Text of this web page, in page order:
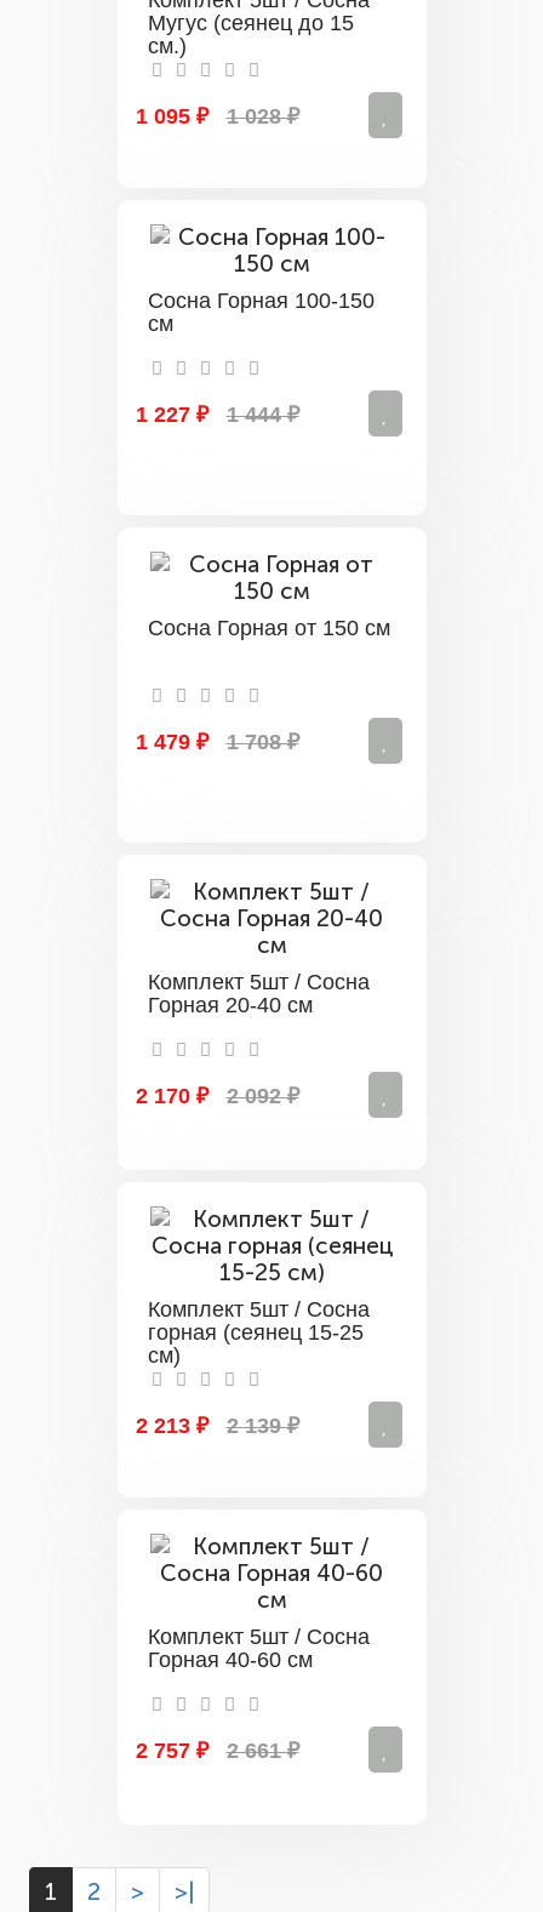
Мугус (сеянец до 15
см.)
1 095 ₽ 1 028 ₽
Сосна Горная 100-150
см
1 227 ₽ 1 444 ₽
Сосна Горная от 150 см
1 479 ₽ 1 708 ₽
Комплект 5шт / Сосна
Горная 20-40 см
2 170 ₽ 2 092 ₽
Комплект 5шт / Сосна
горная (сеянец 15-25
см)
2 213 ₽ 2 139 ₽
Комплект 5шт / Сосна
Горная 40-60 см
2 757 ₽ 2 661 ₽
1 2 > >|